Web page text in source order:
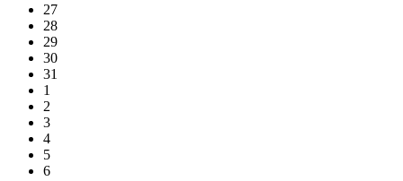
27
28
29
30
31
1
2
3
4
5
6